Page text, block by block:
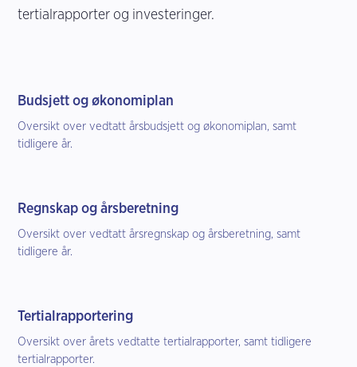
tertialrapporter og investeringer.
Budsjett og økonomiplan
Oversikt over vedtatt årsbudsjett og økonomiplan, samt
tidligere år.
Regnskap og årsberetning
Oversikt over vedtatt årsregnskap og årsberetning, samt
tidligere år.
Tertialrapportering
Oversikt over årets vedtatte tertialrapporter, samt tidligere
tertialrapporter.